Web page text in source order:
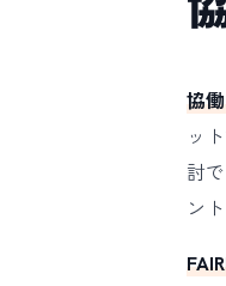
協
ッ
討
ン